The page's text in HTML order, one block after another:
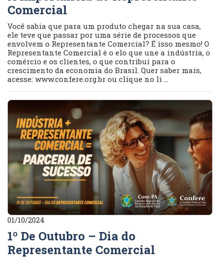
Comercial
Você sabia que para um produto chegar na sua casa,
ele teve que passar por uma série de processos que
envolvem o Representante Comercial? É isso mesmo! O
Representante Comercial é o elo que une a indústria, o
comércio e os clientes, o que contribui para o
crescimento da economia do Brasil. Quer saber mais,
acesse: www.confere.org.br ou clique no li ...
01/10/2024
1º De Outubro – Dia do
Representante Comercial